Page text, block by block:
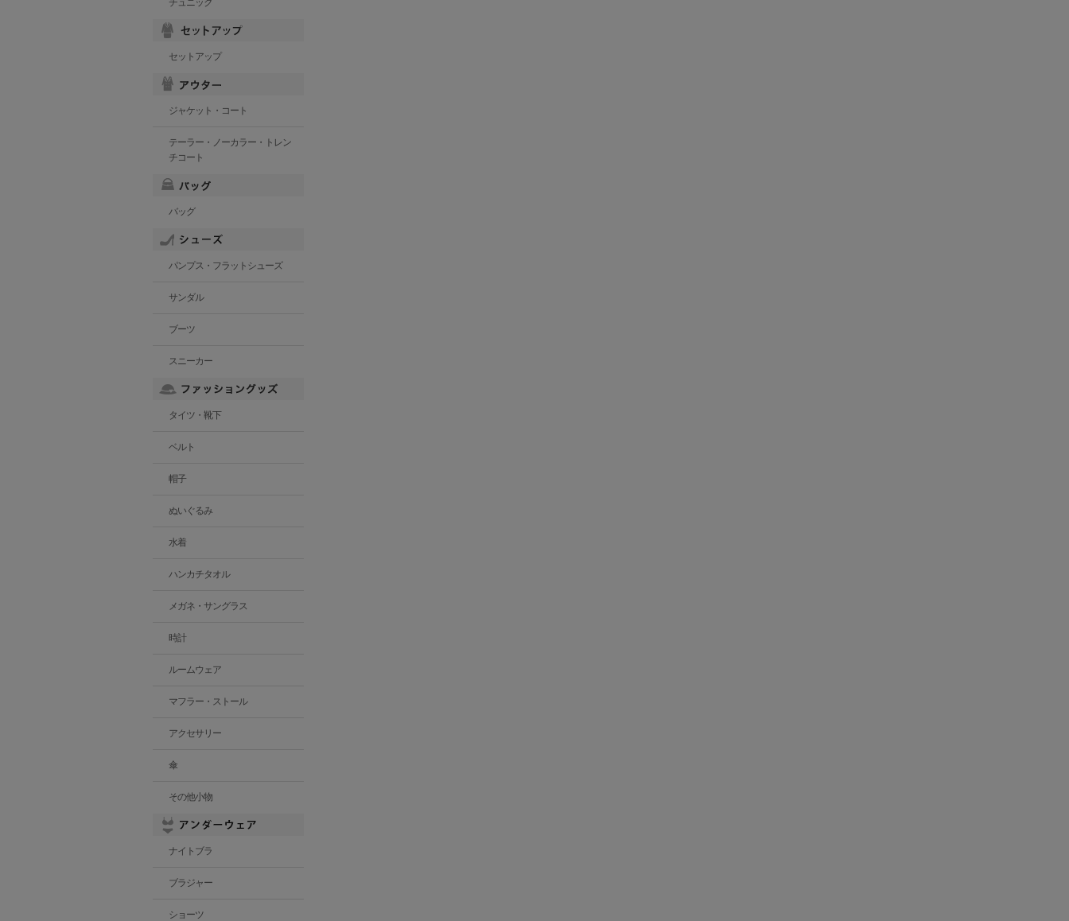
チュニック
セットアップ
ジャケット・コート
テーラー・ノーカラー・トレン
チコート
バッグ
パンプス・フラットシューズ
サンダル
ブーツ
スニーカー
タイツ・靴下
ベルト
帽子
ぬいぐるみ
水着
ハンカチタオル
メガネ・サングラス
時計
ルームウェア
マフラー・ストール
アクセサリー
傘
その他小物
ナイトブラ
ブラジャー
ショーツ